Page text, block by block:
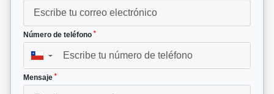
Número de teléfono *
▼
Mensaje *